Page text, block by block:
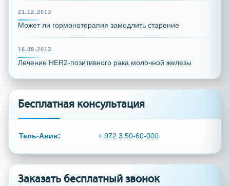
21.12.2013
Может ли гормонотерапия замедлить старение
16.09.2013
Лечение HER2-позитивного рака молочной железы
Бесплатная консультация
Тель-Авив: + 972 3 50-60-000
Заказать бесплатный звонок